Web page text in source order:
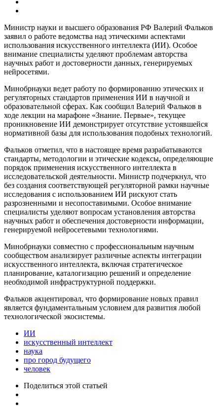
Министр науки и высшего образования РФ Валерий Фальков
заявил о работе ведомства над этическими аспектами
использования искусственного интеллекта (ИИ). Особое
внимание специалисты уделяют проблемам авторства
научных работ и достоверности данных, генерируемых
нейросетями.
Минобрнауки ведет работу по формированию этических и
регуляторных стандартов применения ИИ в научной и
образовательной сферах. Как сообщил Валерий Фальков в
ходе лекции на марафоне «Знание. Первые», текущее
проникновение ИИ демонстрирует отсутствие устоявшейся
нормативной базы для использования подобных технологий.
Фальков отметил, что в настоящее время разрабатываются
стандарты, методологии и этические кодексы, определяющие
порядок применения искусственного интеллекта в
исследовательской деятельности. Министр подчеркнул, что
без создания соответствующей регуляторной рамки научные
исследования с использованием ИИ рискуют стать
разрозненными и несопоставимыми. Особое внимание
специалисты уделяют вопросам установления авторства
научных работ и обеспечения достоверности информации,
генерируемой нейросетевыми технологиями.
Минобрнауки совместно с профессиональным научным
сообществом анализирует различные аспекты интеграции
искусственного интеллекта, включая стратегическое
планирование, каталогизацию решений и определение
необходимой инфраструктурной поддержки.
Фальков акцентировал, что формирование новых правил
является фундаментальным условием для развития любой
технологической экосистемы.
ИИ
искусственный интеллект
наука
про город будущего
человек
Поделиться этой статьей